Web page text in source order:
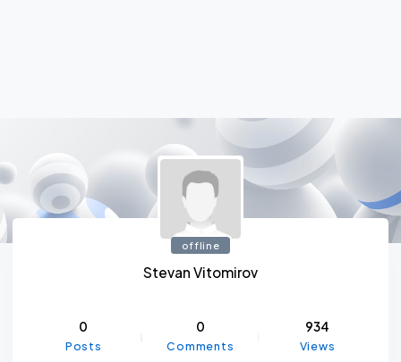
offline
Stevan Vitomirov
0
Posts
0
Comments
934
Views